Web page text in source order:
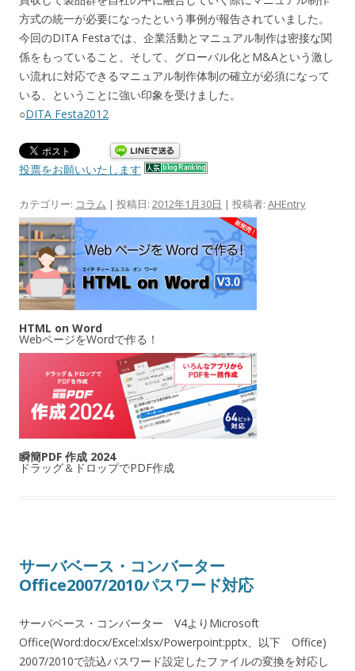
方式の統一が必要になったという事例が報告されていました。
今回のDITA Festaでは、企業活動とマニュアル制作は密接な関
係をもっていること、そして、グローバル化とM&Aという激し
い流れに対応できるマニュアル制作体制の確立が必須になって
いる、ということに強い印象を受けました。
○DITA Festa2012
投票をお願いいたします
カテゴリー: コラム | 投稿日: 2012年1月30日 | 投稿者: AHEntry
HTML on Word
WebページをWordで作る！
瞬簡PDF 作成 2024
ドラッグ＆ドロップでPDF作成
サーバベース・コンバーター
Office2007/2010パスワード対応
サーバベース・コンバーター V4よりMicrosoft
Office(Word:docx/Excel:xlsx/Powerpoint:pptx、以下 Office)
2007/2010で読込パスワード設定したファイルの変換を対応し